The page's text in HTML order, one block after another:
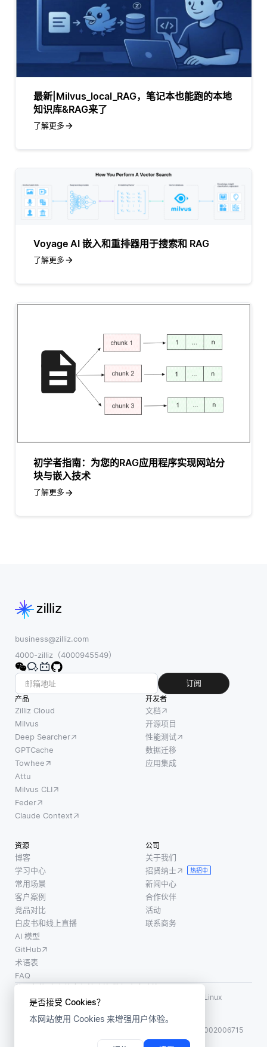
是否接受 Cookies？
本网站使用 Cookies 来增强用户体验。
最新|Milvus_local_RAG，笔记本也能跑的本地
知识库&RAG来了
了解更多
Voyage AI 嵌入和重排器用于搜索和 RAG
了解更多
初学者指南：为您的RAG应用程序实现网站分
块与嵌入技术
了解更多
business@zilliz.com
4000-zilliz（4000945549）
订阅
产品
Zilliz Cloud
Milvus
Deep Searcher
GPTCache
Towhee
Attu
Milvus CLI
Feder
Claude Context
开发者
文档
开源项目
性能测试
数据迁移
应用集成
资源
博客
学习中心
常用场景
客户案例
竞品对比
白皮书和线上直播
AI 模型
GitHub
术语表
FAQ
公司
关于我们
招贤纳士
热招中
新闻中心
合作伙伴
活动
联系商务
使用条款·个人信息保护政策·数据安全政策
LF AI、LF AI & Data、Milvus，以及相关的开源项目名称为 Linux
Foundation 所有商标
版权所有 ©2026 上海赜睿信息科技有限公司保留所有权利
沪公网安备31011002006715